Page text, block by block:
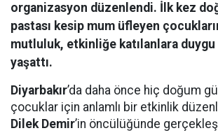
organizasyon düzenlendi. İlk kez
pastası kesip mum üfleyen
mutluluk, etkinliğe katılanlara
yaşattı.
Diyarbakır’da daha önce hiç doğum
çocuklar için anlamlı bir etkinlik
Dilek Demir’in öncülüğünde